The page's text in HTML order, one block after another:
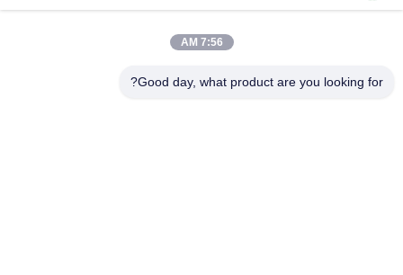
7:56 AM
Good day, what product are you looking for?